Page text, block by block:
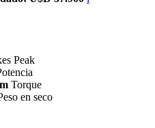
Peak
Torque
en seco